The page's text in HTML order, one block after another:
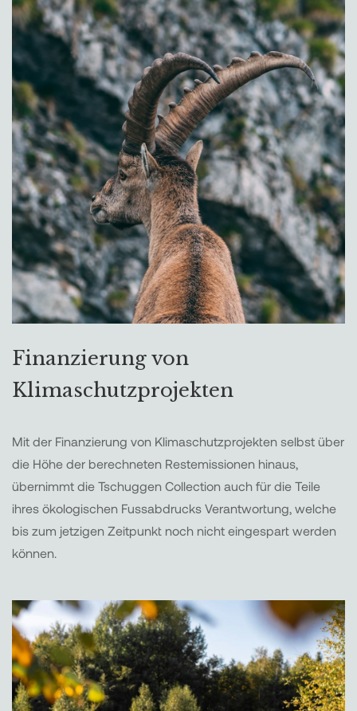
Finanzierung von
Klimaschutzprojekten
Mit der Finanzierung von Klimaschutzprojekten selbst über
die Höhe der berechneten Restemissionen hinaus,
übernimmt die Tschuggen Collection auch für die Teile
ihres ökologischen Fussabdrucks Verantwortung, welche
bis zum jetzigen Zeitpunkt noch nicht eingespart werden
können.